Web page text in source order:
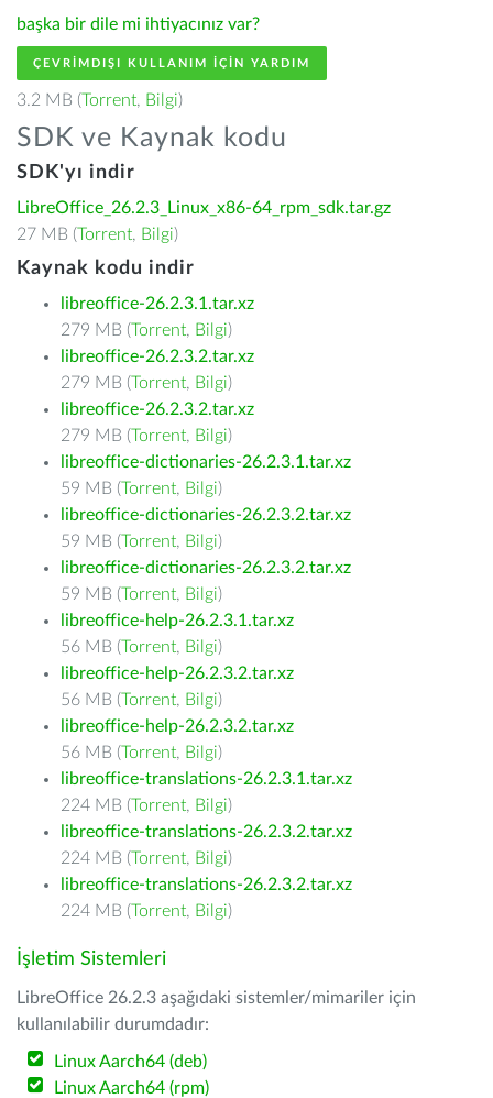
başka bir dile mi ihtiyacınız var?
ÇEVRIMDIŞI KULLANIM IÇIN YARDIM
3.2 MB (Torrent, Bilgi)
SDK ve Kaynak kodu
SDK'yı indir
LibreOffice_26.2.3_Linux_x86-64_rpm_sdk.tar.gz
27 MB (Torrent, Bilgi)
Kaynak kodu indir
libreoffice-26.2.3.1.tar.xz
279 MB (Torrent, Bilgi)
libreoffice-26.2.3.2.tar.xz
279 MB (Torrent, Bilgi)
libreoffice-26.2.3.2.tar.xz
279 MB (Torrent, Bilgi)
libreoffice-dictionaries-26.2.3.1.tar.xz
59 MB (Torrent, Bilgi)
libreoffice-dictionaries-26.2.3.2.tar.xz
59 MB (Torrent, Bilgi)
libreoffice-dictionaries-26.2.3.2.tar.xz
59 MB (Torrent, Bilgi)
libreoffice-help-26.2.3.1.tar.xz
56 MB (Torrent, Bilgi)
libreoffice-help-26.2.3.2.tar.xz
56 MB (Torrent, Bilgi)
libreoffice-help-26.2.3.2.tar.xz
56 MB (Torrent, Bilgi)
libreoffice-translations-26.2.3.1.tar.xz
224 MB (Torrent, Bilgi)
libreoffice-translations-26.2.3.2.tar.xz
224 MB (Torrent, Bilgi)
libreoffice-translations-26.2.3.2.tar.xz
224 MB (Torrent, Bilgi)
İşletim Sistemleri
LibreOffice 26.2.3 aşağıdaki sistemler/mimariler için
kullanılabilir durumdadır:
Linux Aarch64 (deb)
Linux Aarch64 (rpm)